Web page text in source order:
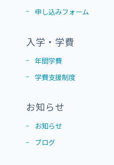
申し込みフォーム
入学・学費
年間学費
学費支援制度
お知らせ
お知らせ
ブログ